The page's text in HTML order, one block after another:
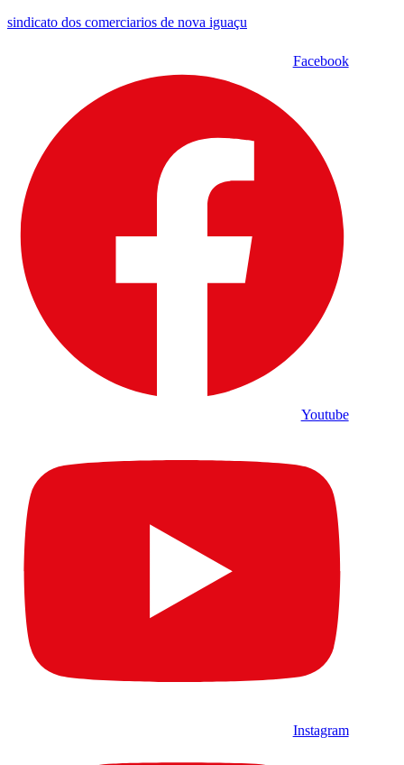
sindicato dos comerciarios de nova iguaçu
Facebook
Youtube
Instagram